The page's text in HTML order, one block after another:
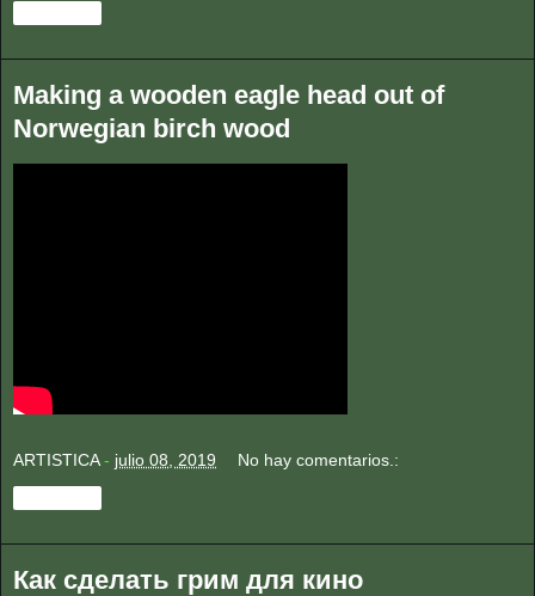
Making a wooden eagle head out of
Norwegian birch wood
ARTISTICA - julio 08, 2019 No hay comentarios.:
Как сделать грим для кино